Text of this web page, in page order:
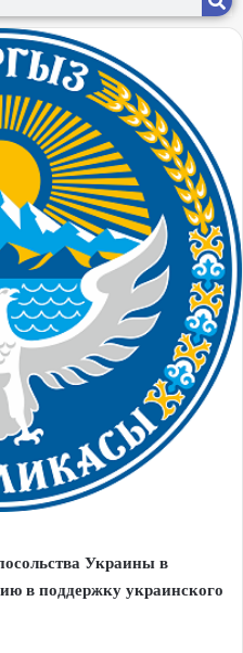
Украины в
в поддержку украинского